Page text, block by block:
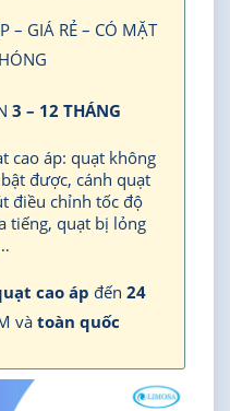
– GIÁ RẺ – CÓ MẶT
3 – 12 THÁNG
cao áp: quạt không
được, cánh quạt
điều chỉnh tốc độ
tiếng, quạt bị lỏng
cao áp đến 24
vàtoàn quốc